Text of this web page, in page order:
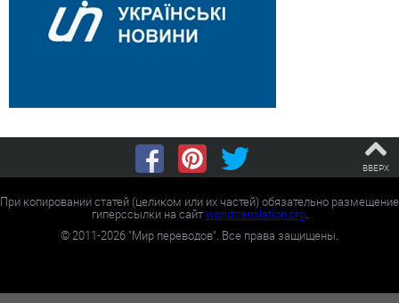
ВВЕРХ
При копировании статей (целиком или их частей) обязательно размещение
гиперссылки на сайтworldtranslation.org.
©2011-2026 "Мир переводов". Все права защищены.